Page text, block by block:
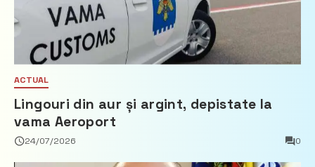
ACTUAL
Lingouri din aur și argint, depistate la
vama Aeroport
24/07/2026 0